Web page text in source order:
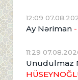
12:09
Ay Nəriman
11:29
Unudulmaz